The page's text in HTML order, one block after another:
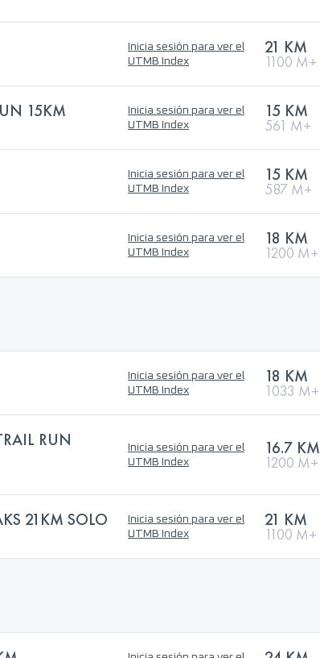
Inicia sesión para ver el
UTMB Index
21 KM
1100 M+
15KM
Inicia sesión para ver el
UTMB Index
15 KM
561 M+
Inicia sesión para ver el
UTMB Index
15 KM
587 M+
Inicia sesión para ver el
UTMB Index
18 KM
1200 M+
Inicia sesión para ver el
UTMB Index
18 KM
1033 M+
RUN
Inicia sesión para ver el
UTMB Index
16.7 KM
1200 M+
21KM SOLO
Inicia sesión para ver el
UTMB Index
21 KM
1100 M+